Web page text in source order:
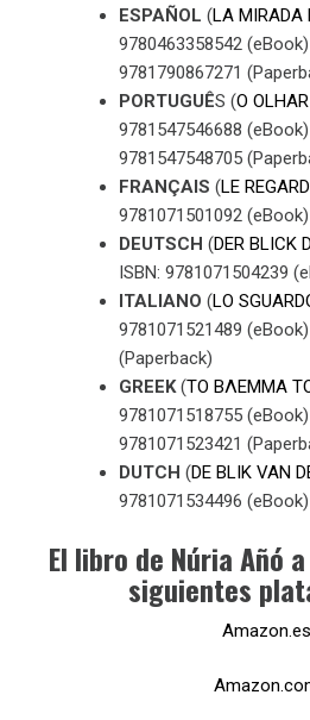
ESPAÑOL (LA MIRADA
9780463358542
9781790867271
PORTUGUÊS (O
9781547546688
9781547548705
FRANÇAIS (LE
9781071501092 (eBook)
DEUTSCH (DER BLICK
ISBN: 9781071504239
ITALIANO (LO
9781071521489
(Paperback)
GREEK(ΤO ΒΛΕΜΜΑ
9781071518755
9781071523421
DUTCH (DE BLIK VAN
9781071534496 (eBook)
El libro de Núria Añó
siguientes
Amazon.es